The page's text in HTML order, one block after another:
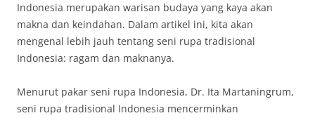
Indonesia merupakan warisan budaya yang kaya akan
makna dan keindahan. Dalam artikel ini, kita akan
mengenal lebih jauh tentang seni rupa tradisional
Indonesia: ragam dan maknanya.
Menurut pakar seni rupa Indonesia, Dr. Ita Martaningrum,
seni rupa tradisional Indonesia mencerminkan